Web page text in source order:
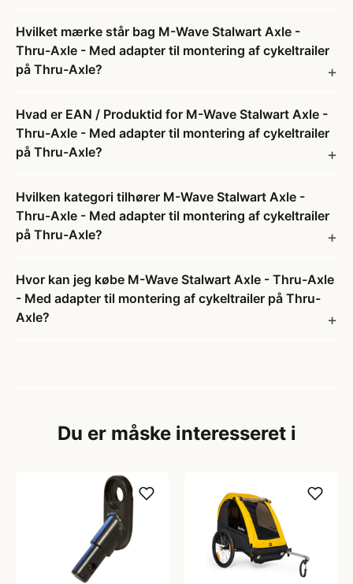
Hvilket mærke står bag M-Wave Stalwart Axle -
Thru-Axle - Med adapter til montering af cykeltrailer
på Thru-Axle?
Hvad er EAN / Produktid for M-Wave Stalwart Axle -
Thru-Axle - Med adapter til montering af cykeltrailer
på Thru-Axle?
Hvilken kategori tilhører M-Wave Stalwart Axle -
Thru-Axle - Med adapter til montering af cykeltrailer
på Thru-Axle?
Hvor kan jeg købe M-Wave Stalwart Axle - Thru-Axle
- Med adapter til montering af cykeltrailer på Thru-
Axle?
Du er måske interesseret i